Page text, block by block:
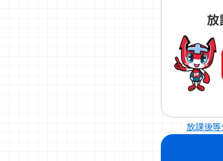
放課後等